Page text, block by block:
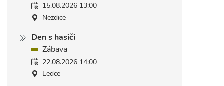
15.08.2026 13:00
Nezdice
Den s hasiči
Zábava
22.08.2026 14:00
Ledce